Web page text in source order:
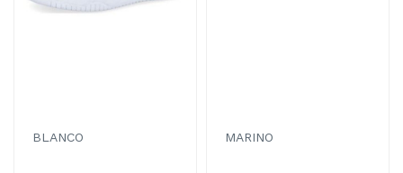
BLANCO MARINO